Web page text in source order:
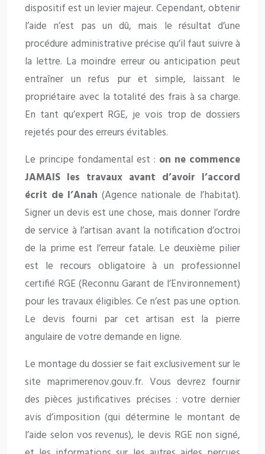
dispositif est un levier majeur. Cependant, obtenir
l’aide n’est pas un dû, mais le résultat d’une
procédure administrative précise qu’il faut suivre à
la lettre. La moindre erreur ou anticipation peut
entraîner un refus pur et simple, laissant le
propriétaire avec la totalité des frais à sa charge.
En tant qu’expert RGE, je vois trop de dossiers
rejetés pour des erreurs évitables.
Le principe fondamental est : on ne commence
JAMAIS les travaux avant d’avoir l’accord
écrit de l’Anah (Agence nationale de l’habitat).
Signer un devis est une chose, mais donner l’ordre
de service à l’artisan avant la notification d’octroi
de la prime est l’erreur fatale. Le deuxième pilier
est le recours obligatoire à un professionnel
certifié RGE (Reconnu Garant de l’Environnement)
pour les travaux éligibles. Ce n’est pas une option.
Le devis fourni par cet artisan est la pierre
angulaire de votre demande en ligne.
Le montage du dossier se fait exclusivement sur le
site maprimerenov.gouv.fr. Vous devrez fournir
des pièces justificatives précises : votre dernier
avis d’imposition (qui détermine le montant de
l’aide selon vos revenus), le devis RGE non signé,